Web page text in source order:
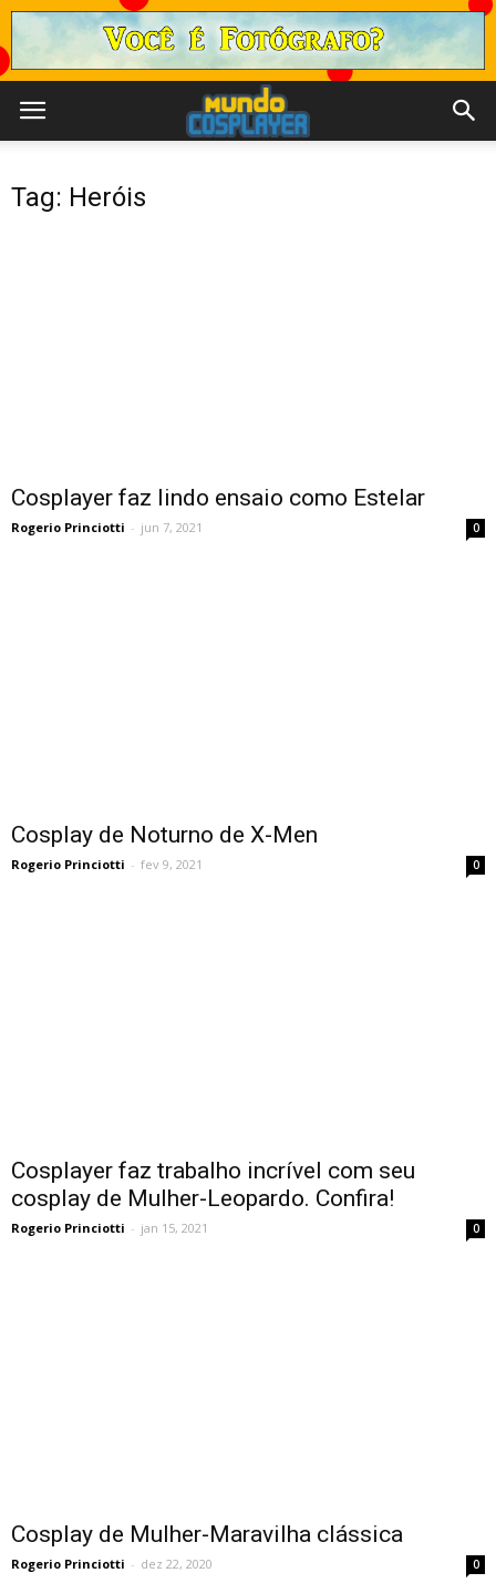
Tag: Heróis
Cosplayer faz lindo ensaio como Estelar
Rogerio Princiotti - jun 7, 2021 0
Cosplay de Noturno de X-Men
Rogerio Princiotti - fev 9, 2021 0
Cosplayer faz trabalho incrível com seu
cosplay de Mulher-Leopardo. Confira!
Rogerio Princiotti - jan 15, 2021 0
Cosplay de Mulher-Maravilha clássica
Rogerio Princiotti - dez 22, 2020 0